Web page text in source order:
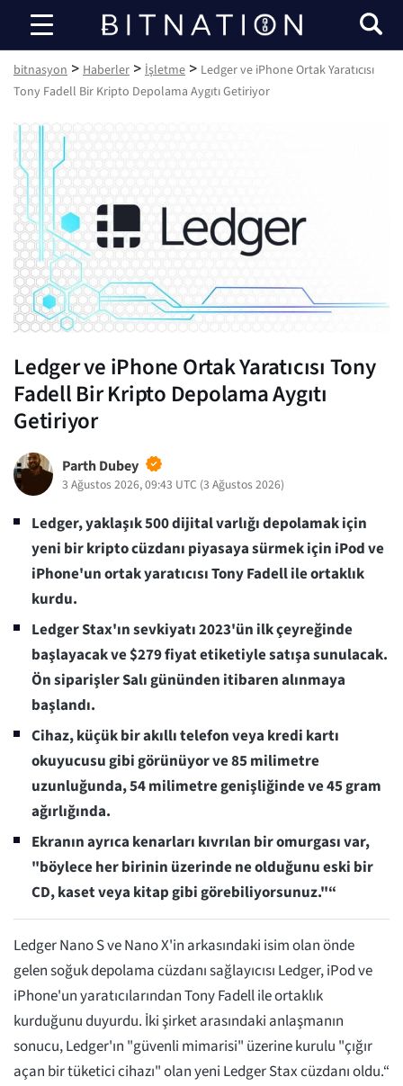
bitnasyon
bitnasyon > Haberler > İşletme > Ledger ve iPhone Ortak Yaratıcısı
Tony Fadell Bir Kripto Depolama Aygıtı Getiriyor
Ledger ve iPhone Ortak Yaratıcısı Tony
Fadell Bir Kripto Depolama Aygıtı
Getiriyor
Parth Dubey
3 Ağustos 2026, 09:43 UTC (3 Ağustos 2026)
Ledger, yaklaşık 500 dijital varlığı depolamak için
yeni bir kripto cüzdanı piyasaya sürmek için iPod ve
iPhone'un ortak yaratıcısı Tony Fadell ile ortaklık
kurdu.
Ledger Stax'ın sevkiyatı 2023'ün ilk çeyreğinde
başlayacak ve $279 fiyat etiketiyle satışa sunulacak.
Ön siparişler Salı gününden itibaren alınmaya
başlandı.
Cihaz, küçük bir akıllı telefon veya kredi kartı
okuyucusu gibi görünüyor ve 85 milimetre
uzunluğunda, 54 milimetre genişliğinde ve 45 gram
ağırlığında.
Ekranın ayrıca kenarları kıvrılan bir omurgası var,
"böylece her birinin üzerinde ne olduğunu eski bir
CD, kaset veya kitap gibi görebiliyorsunuz."“
Ledger Nano S ve Nano X'in arkasındaki isim olan önde
gelen soğuk depolama cüzdanı sağlayıcısı Ledger, iPod ve
iPhone'un yaratıcılarından Tony Fadell ile ortaklık
kurduğunu duyurdu. İki şirket arasındaki anlaşmanın
sonucu, Ledger'ın "güvenli mimarisi" üzerine kurulu "çığır
açan bir tüketici cihazı" olan yeni Ledger Stax cüzdanı oldu.“